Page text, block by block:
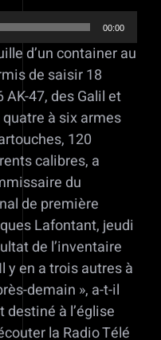
00:00
d’un container au
de saisir 18
47, des Galil et
à six armes
120
calibres, a
du
de première
Lafontant, jeudi
de l’inventaire
y en a trois autres à
demain », a-t-il
à l’église
la Radio Télé